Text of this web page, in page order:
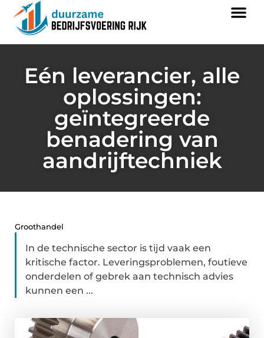
Eén leverancier, alle
oplossingen:
geïntegreerde
benadering van
aandrijftechniek
Groothandel
In de technische sector is tijd vaak een
kritische factor. Leveringsproblemen, foutieve
onderdelen of gebrek aan technisch advies
kunnen een ...